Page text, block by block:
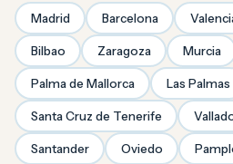
Madrid Barcelona
Bilbao Zaragoza Murcia
Palma de Mallorca Las Palmas
Santa Cruz de Tenerife
Santander Oviedo